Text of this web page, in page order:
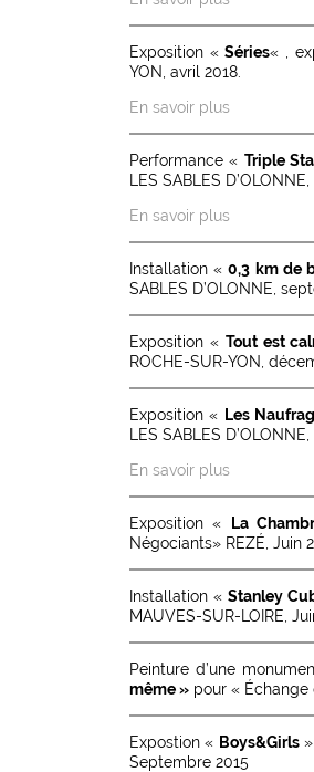
Exposition «Séries« ,
YON, avril 2018.
En savoir plus
Performance « Triple
LES SABLES
En savoir plus
Installation «0,3 km de
SABLES D’OLONNE,
Exposition « Tout est
ROCHE-SUR-YON,
Exposition « Les
LES SABLES D’OLONNE,
En savoir plus
Exposition « La
Négociants» REZÉ, Juin
Installation « Stanley
MAUVES-SUR-LOIRE,
Peinture d’une
même » pour « Échange
Expostion « Boys&Girls»
Septembre 2015